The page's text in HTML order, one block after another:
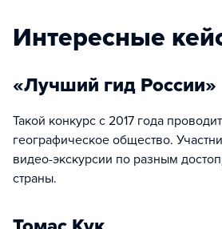
Интересные
«Лучший гид России»
Такой конкурс с 2017 года
географическое общество.
видео-экскурсии по разным
страны.